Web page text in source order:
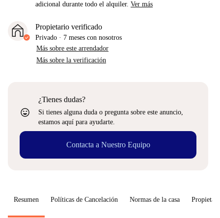
adicional durante todo el alquiler. Ver más
Propietario verificado
Privado · 7 meses con nosotros
Más sobre este arrendador
Más sobre la verificación
sentiment_very_satisfied
¿Tienes dudas?
Si tienes alguna duda o pregunta sobre este anuncio,
estamos aquí para ayudarte.
Contacta a Nuestro Equipo
Resumen Políticas de Cancelación Normas de la casa